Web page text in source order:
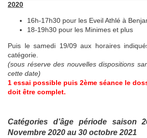
2020
16h-17h30 pour les Eveil Athlé à
18-19h30 pour les Minimes et plus
Puis le samedi 19/09 aux horaires
catégorie.
(sous réserve des nouvelles dispositions
cette date)
1 essai possible puis 2ème séance le
doit être complet.
Catégories d’âge période saison
Novembre 2020 au 30 octobre 2021